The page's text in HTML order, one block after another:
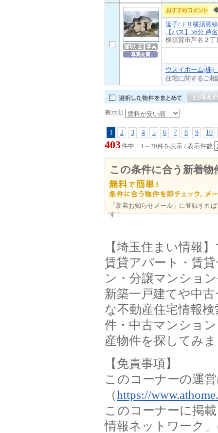
◆
逗子/ＪＲ横須賀線
【バス】36分 芦
横須賀市芦名２丁
ウスイホーム(株)
住宅に関するご
表示順
1 2 3 4 5 6 7 8 9 10
403件中 1～20件を表示 / 表示件数
この条件に合う新着
「新着お知らせメール」に登録すれ
す！
【埼玉住まい情報
賃貸アパート・賃
ン・分譲マンショ
新築一戸建てや中
な不動産住宅情報
件・中古マンショ
産物件を探してみ
【免責事項】
このコーナーの運
（https://
このコーナーに掲
情報ネットワーク